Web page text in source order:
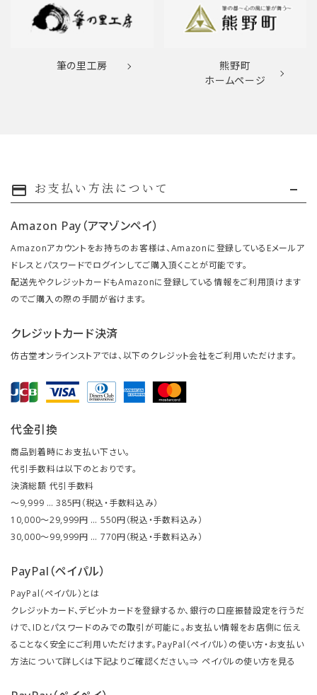
筆の里工房
熊野町
ホームページ
payment お支払い方法について
Amazon Pay（アマゾンペイ）
Amazonアカウントをお持ちのお客様は、Amazonに登録しているEメールア
ドレスとパスワードでログインしてご購入頂くことが可能です。
配送先やクレジットカードもAmazonに登録している情報をご利用頂けます
のでご購入の際の手間が省けます。
クレジットカード決済
仿古堂オンラインストアでは、以下のクレジット会社をご利用いただけます。
代金引換
商品到着時にお支払い下さい。
代引手数料は以下のとおりです。
決済総額 代引手数料
～9,999 … 385円（税込・手数料込み）
10,000～29,999円 … 550円（税込・手数料込み）
30,000～99,999円 … 770円（税込・手数料込み）
PayPal（ペイパル）
PayPal（ペイパル）とは
クレジットカード、デビットカードを登録するか、銀行の口座振替設定を行うだ
けで、IDとパスワードのみでの取引が可能に。お支払い情報をお店側に伝え
ることなく安全にご利用いただけます。PayPal（ペイパル）の使い方・お支払い
方法について詳しくは下記よりご確認ください。⇒ ペイパルの使い方を見る